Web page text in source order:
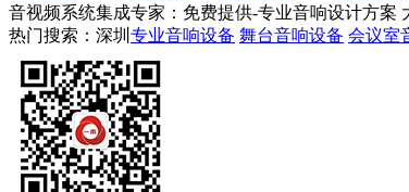
音视频系统集成专家：免费提供-专业音响设计方案
热门搜索：深圳 专业音响设备 舞台音响设备 会议室